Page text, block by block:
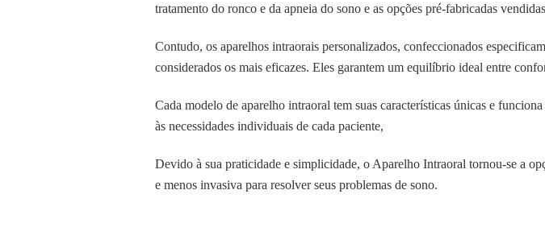
tratamento do ronco e da apneia do sono e as opções pré-fabricadas
Contudo, os aparelhos intraorais personalizados, confeccionados
considerados os mais eficazes. Eles garantem um equilíbrio ideal entre
Cada modelo de aparelho intraoral tem suas características únicas e
às necessidades individuais de cada paciente,
Devido à sua praticidade e simplicidade, o Aparelho Intraoral tornou-se a
e menos invasiva para resolver seus problemas de sono.